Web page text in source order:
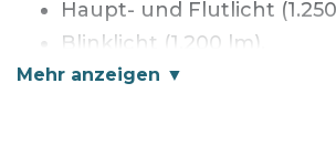
Haupt- und Flutlicht
Blinklicht (1.200 lm).
Mit dem Flutlicht erreicht der